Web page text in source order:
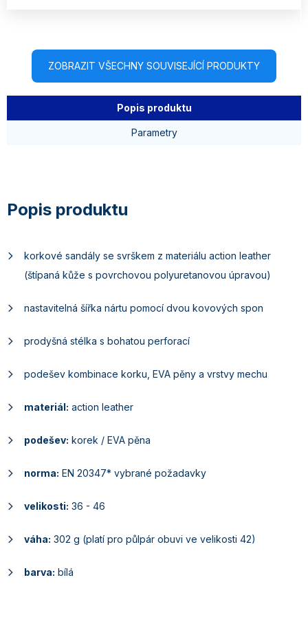
ZOBRAZIT VŠECHNY SOUVISEJÍCÍ PRODUKTY
Popis produktu
Parametry
korkové sandály se svrškem z materiálu action leather
(štípaná kůže s povrchovou polyuretanovou úpravou)
nastavitelná šířka nártu pomocí dvou kovových spon
prodyšná stélka s bohatou perforací
podešev kombinace korku, EVA pěny a vrstvy mechu
materiál: action leather
podešev: korek / EVA pěna
norma: EN 20347* vybrané požadavky
velikosti: 36 - 46
váha: 302 g (platí pro půlpár obuvi ve velikosti 42)
barva: bílá